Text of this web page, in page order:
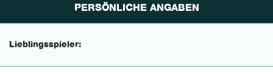
PERSÖNLICHE ANGABEN
Lieblingsspieler: